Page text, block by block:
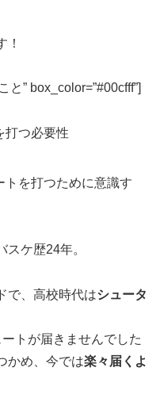
！
と” box_color=”#00cfff”]
打つ必要性
トを打つために意識す
ケ歴24年。
で、高校時代はシュータ
トが届きませんでした
かめ、今では楽々届くよ